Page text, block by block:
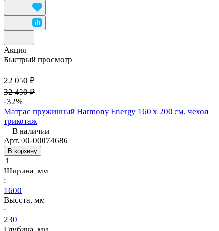
Акция
Быстрый просмотр
22 050 ₽
32 430 ₽
-32%
Матрас пружинный Harmony Energy 160 х 200 см, чехол
трикотаж
В наличии
Арт. 00-00074686
В корзину
Ширина, мм
:
1600
Высота, мм
:
230